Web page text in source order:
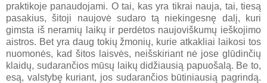
praktikoje panaudojami. O tai, kas yra tikrai nauja, tai, tiesą
pasakius, šitoji naujovė sudaro tą niekingesnę dalį, kuri
gimsta iš neramių laikų ir perdėtos naujoviškumų ieškojimo
aistros. Bet yra daug tokių žmonių, kurie atkakliai laikosi tos
nuomonės, kad šitos laisvės, neišskiriant nė jose glūdinčių
klaidų, sudarančios mūsų laikų didžiausią papuošalą. Be to,
esą, valstybę kuriant, jos sudarančios būtiniausią pagrindą.